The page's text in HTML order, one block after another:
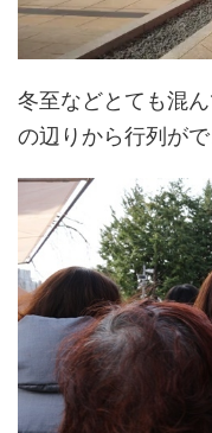
冬至などとても混
の辺りから行列が